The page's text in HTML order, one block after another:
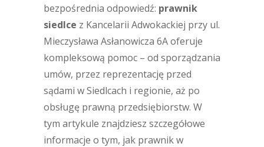
bezpośrednia odpowiedź: prawnik
siedlce z Kancelarii Adwokackiej przy ul.
Mieczysława Asłanowicza 6A oferuje
kompleksową pomoc – od sporządzania
umów, przez reprezentację przed
sądami w Siedlcach i regionie, aż po
obsługę prawną przedsiębiorstw. W
tym artykule znajdziesz szczegółowe
informacje o tym, jak prawnik w